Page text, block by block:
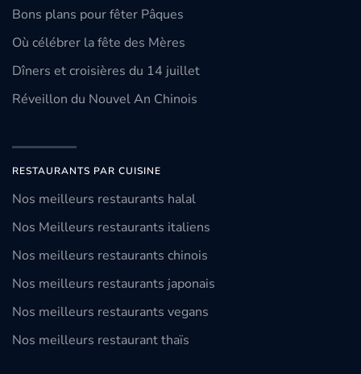
Bons plans pour fêter Pâques
Où célébrer la fête des Mères
Dîners et croisières du 14 juillet
Réveillon du Nouvel An Chinois
RESTAURANTS PAR CUISINE
Nos meilleurs restaurants halal
Nos Meilleurs restaurants italiens
Nos meilleurs restaurants chinois
Nos meilleurs restaurants japonais
Nos meilleurs restaurants vegans
Nos meilleurs restaurant thaïs